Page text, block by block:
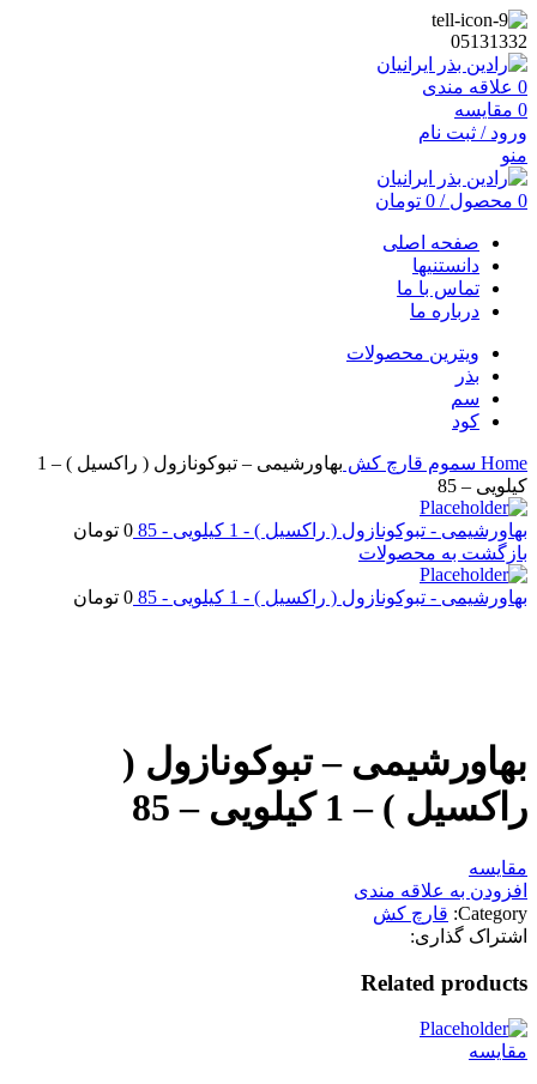
05131332
0 علاقه مندی
0 مقایسه
ورود / ثبت نام
منو
0 محصول /
0 تومان
صفحه اصلی
دانستنیها
تماس با ما
درباره ما
ویترین محصولات
بذر
سم
کود
Home سموم قارچ کش
بهاورشیمی – تبوکونازول ( راکسیل ) – 1
کیلویی – 85
بهاورشیمی - تبوکونازول ( راکسیل ) - 1 کیلویی - 85 0 تومان
بازگشت به محصولات
بهاورشیمی - تبوکونازول ( راکسیل ) - 1 کیلویی - 85 0 تومان
بهاورشیمی – تبوکونازول (
راکسیل ) – 1 کیلویی – 85
مقایسه
افزودن به علاقه مندی
Category: قارچ کش
اشتراک گذاری:
Related products
مقایسه